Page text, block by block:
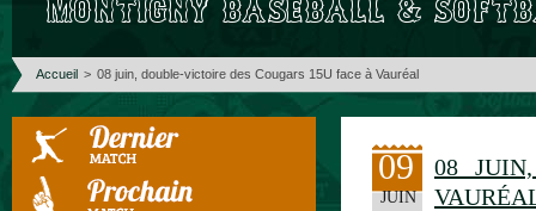
Accueil > 08 juin, double-victoire des Cougars 15U face à Vauréal
09
JUIN
08